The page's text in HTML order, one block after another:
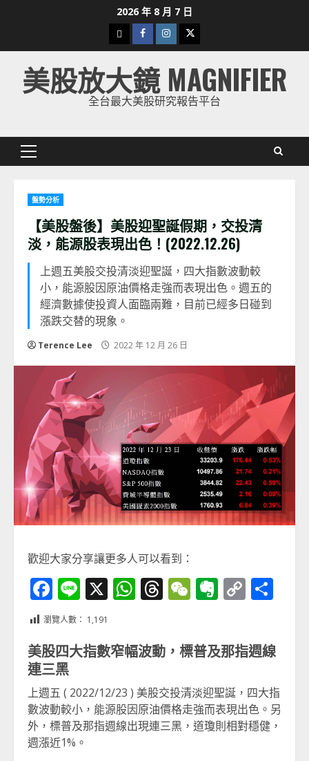
2026 年 8 月 7 日
下
載
美
股
Facebook
Instagram
Twitter
美股放大鏡 MAGNIFIER
全台最大美股研究報告平台
Primary
盤勢分析
【美股盤後】美股迎聖誕假期，交投清
淡，能源股表現出色！(2022.12.26)
上週五美股交投清淡迎聖誕，四大指數波動較
小，能源股因原油價格走強而表現出色。週五的
經濟數據使投資人面臨兩難，目前已經多日碰到
漲跌交替的現象。
Terence Lee 2022 年 12 月 26 日
歡迎大家分享讓更多人可以看到：
Facebook
Line
X WhatsApp
Threads
WeChat
Evernote
Copy
瀏覽人數： 1,191
美股四大指數窄幅波動，標普及那指週線
連三黑
上週五 ( 2022/12/23 ) 美股交投清淡迎聖誕，四大指
數波動較小，能源股因原油價格走強而表現出色。另
外，標普及那指週線出現連三黑，道瓊則相對穩健，
週漲近1%。